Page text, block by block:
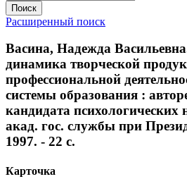
Поиск
Расширенный поиск
Васина, Надежда
динамика творческой
профессиональной
системы образования :
кандидата психологических
акад. гос. службы при
1997. - 22 с.
Карточка